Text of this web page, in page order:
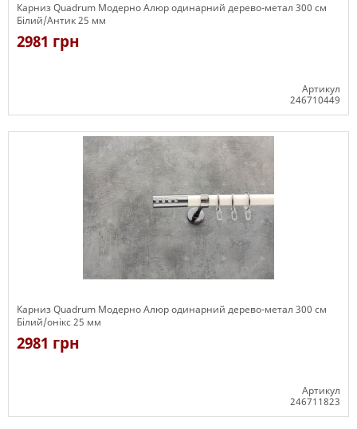
Карниз Quadrum Модерно Алюр одинарний дерево-метал 300 см
Білий/Антик 25 мм
2981 грн
Артикул
246710449
Карниз Quadrum Модерно Алюр одинарний дерево-метал 300 см
Білий/онікс 25 мм
2981 грн
Артикул
246711823